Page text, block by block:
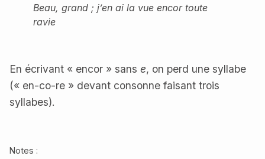
Beau, grand ; j’en ai la vue encor toute
ravie
En écrivant « encor » sans e, on perd une syllabe
(« en-co-re » devant consonne faisant trois
syllabes).
Notes :